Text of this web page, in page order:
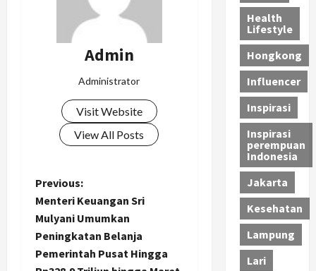
Admin
Administrator
Visit Website
View All Posts
P
o
s
Previous:
Menteri Keuangan Sri
Mulyani Umumkan
Peningkatan Belanja
Pemerintah Pusat Hingga
Health
Lifestyle
Hongkong
Influencer
Inspirasi
Inspirasi
perempuan
Indonesia
Jakarta
Kesehatan
Lampung
Lari